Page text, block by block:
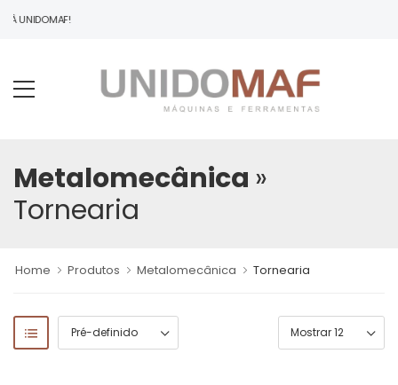
À UNIDOMAF!
Metalomecânica »
Tornearia
Home Produtos Metalomecânica Tornearia